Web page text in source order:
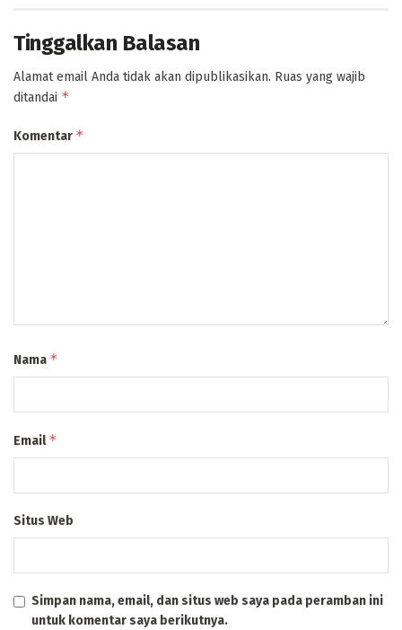
Tinggalkan Balasan
Alamat email Anda tidak akan dipublikasikan. Ruas yang wajib
ditandai *
Komentar *
Nama *
Email*
Situs Web
Simpan nama, email, dan situs web saya pada peramban ini
untuk komentar saya berikutnya.